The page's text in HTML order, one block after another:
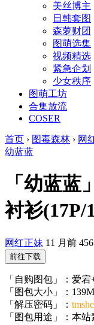
美丝博主
日韩套图
森萝财团
图萌选集
视频精选
紧急企划
少女秩序
图萌工坊
合集放流
COSER
首页 › 图毒森林 › 网
幼蓝蓝
「幼蓝蓝
衬衫(17P/
网红正妹 11 月前 456
前往下载
「自购图包」：爱
「图包大小」：
「解压密码」：
「图包用途」：本